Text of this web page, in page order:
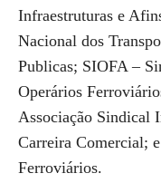
Infraestruturas e
Nacional dos
Publicas; SIOFA –
Operários
Associação Sindical
Carreira Comercial;
Ferroviários.